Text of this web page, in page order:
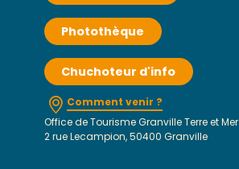
Photothèque
Chuchoteur d'info
Comment venir ?
Office de Tourisme Granville Terre et Mer
2 rue Lecampion, 50400 Granville